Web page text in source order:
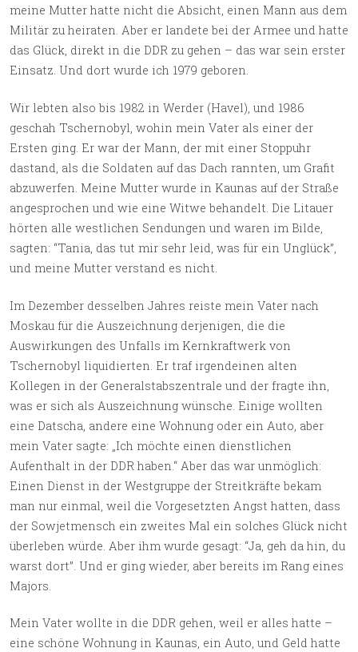
meine Mutter hatte nicht die Absicht, einen Mann aus dem
Militär zu heiraten. Aber er landete bei der Armee und hatte
das Glück, direkt in die DDR zu gehen – das war sein erster
Einsatz. Und dort wurde ich 1979 geboren.
Wir lebten also bis 1982 in Werder (Havel), und 1986
geschah Tschernobyl, wohin mein Vater als einer der
Ersten ging. Er war der Mann, der mit einer Stoppuhr
dastand, als die Soldaten auf das Dach rannten, um Grafit
abzuwerfen. Meine Mutter wurde in Kaunas auf der Straße
angesprochen und wie eine Witwe behandelt. Die Litauer
hörten alle westlichen Sendungen und waren im Bilde,
sagten: “Tania, das tut mir sehr leid, was für ein Unglück”,
und meine Mutter verstand es nicht.
Im Dezember desselben Jahres reiste mein Vater nach
Moskau für die Auszeichnung derjenigen, die die
Auswirkungen des Unfalls im Kernkraftwerk von
Tschernobyl liquidierten. Er traf irgendeinen alten
Kollegen in der Generalstabszentrale und der fragte ihn,
was er sich als Auszeichnung wünsche. Einige wollten
eine Datscha, andere eine Wohnung oder ein Auto, aber
mein Vater sagte: „Ich möchte einen dienstlichen
Aufenthalt in der DDR haben.“ Aber das war unmöglich:
Einen Dienst in der Westgruppe der Streitkräfte bekam
man nur einmal, weil die Vorgesetzten Angst hatten, dass
der Sowjetmensch ein zweites Mal ein solches Glück nicht
überleben würde. Aber ihm wurde gesagt: “Ja, geh da hin, du
warst dort”. Und er ging wieder, aber bereits im Rang eines
Majors.
Mein Vater wollte in die DDR gehen, weil er alles hatte –
eine schöne Wohnung in Kaunas, ein Auto, und Geld hatte